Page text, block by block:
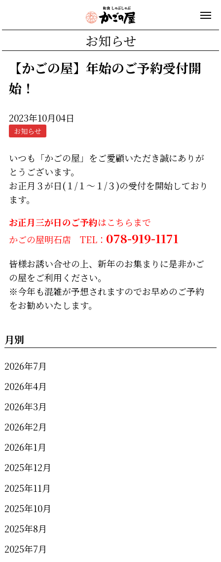
お知らせ
【かごの屋】年始のご予約受付開
始！
2023年10月04日
お知らせ
いつも「かごの屋」をご愛顧いただき誠にありが
とうございます。
お正月３が日(１/１～１/３)の受付を開始しており
ます。
お正月三が日のご予約はこちらまで
かごの屋明石店 TEL： 078-919-1171
皆様お誘い合せの上、新年のお集まりに是非かご
の屋をご利用ください。
※今年も混雑が予想されますのでお早めのご予約
をお勧めいたします。
月別
2026年7月
2026年4月
2026年3月
2026年2月
2026年1月
2025年12月
2025年11月
2025年10月
2025年8月
2025年7月